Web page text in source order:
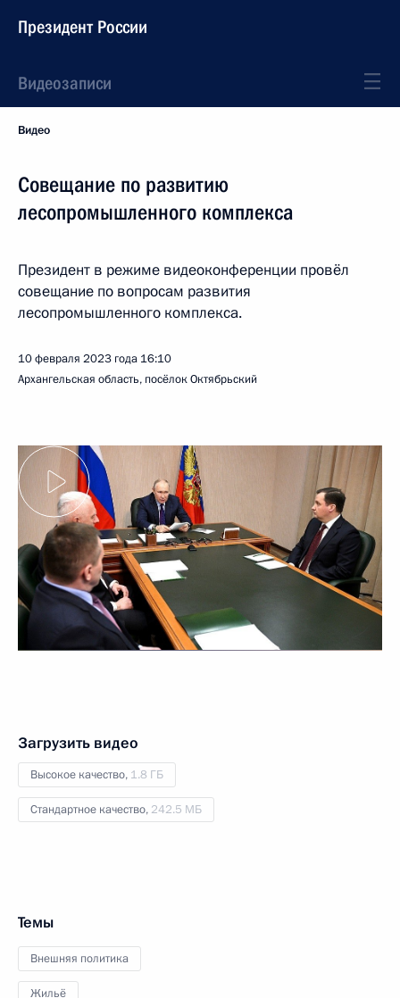
Президент России
Видеозаписи
Видео
Совещание по развитию
лесопромышленного комплекса
Президент в режиме видеоконференции провёл
совещание по вопросам развития
лесопромышленного комплекса.
10 февраля 2023 года 16:10
Архангельская область, посёлок Октябрьский
Загрузить видео
Высокое качество, 1.8 ГБ
Стандартное качество, 242.5 МБ
Темы
Внешняя политика
Жильё